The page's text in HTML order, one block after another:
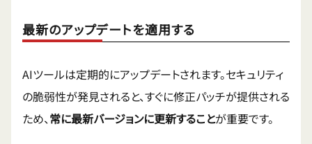
最新のアップデートを適用する
AIツールは定期的にアップデートされます。セキュリティ
の脆弱性が発見されると、すぐに修正パッチが提供される
ため、常に最新バージョンに更新することが重要です。